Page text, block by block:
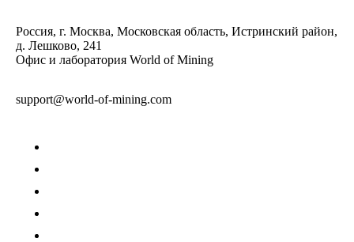
Россия, г. Москва, Московская область, Истринский район,
д. Лешково, 241
Офис и лаборатория World of Mining
support@world-of-mining.com